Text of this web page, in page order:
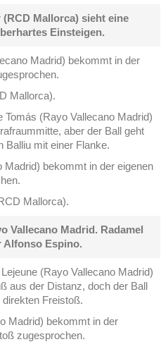
(RCD Mallorca) sieht eine
Einsteigen.
Madrid) bekommt in der
Mallorca).
Tomás (Rayo Vallecano Madrid)
aber der Ball geht
Balliu mit einer Flanke.
Madrid) bekommt in der eigenen
Mallorca).
Vallecano Madrid. Radamel
Alfonso Espino.
(Rayo Vallecano Madrid)
aus der Distanz, doch der Ball
Freistoß.
Madrid) bekommt in der
zugesprochen.